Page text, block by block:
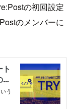
の初回設定
のメンバーに